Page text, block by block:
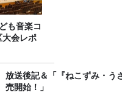
も音楽コ
大会レポ
放送後記＆「『ねこずみ・う
売開始！」